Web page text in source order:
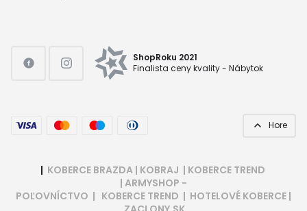
ShopRoku 2021
Finalista ceny kvality - Nábytok
Hore
| KOBERCE BRAZDA | KOBRAJ | KOBERCE TREND
| ARMYSHOP -
POĽOVNÍCTVO | KOBERCE TREND | HOTELOVÉ KOBERCE |